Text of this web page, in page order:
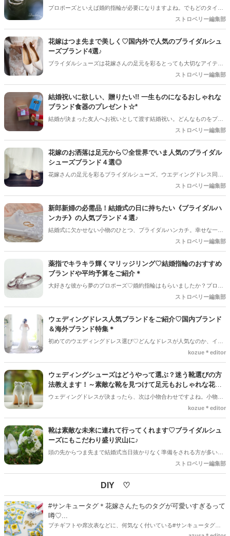
プロポーズといえば婚約指輪が必要になりますよね。でもどのタイミ
ングで用意すれば良いのか迷ってしまいませんか？基本的にはプロポ
インにするなら手元に届くのに少し時間がかかってしまいます。。。
そこで今回は婚約指輪の準備するタイミングについてご紹介させてい
ただきますので、プロポーズを控えている男性は必見です◎
ストロベリー編集部
花嫁はつま先まで美しく♡国内外で人気のブライダルシュ
ーズブランド4選♪
ブライダルシューズは花嫁さんの足元を彩るとっても大切なアイテ
ム。ウェディングドレス同様いろんな種類があるので、どんなものに
イダルシューズブランドをご紹介します♪
ストロベリー編集部
結婚祝いに欲しい、贈りたい!! 一生ものになるおしゃれな
ブランド食器のプレゼント☆*
結婚が決まった友人へお祝いとして渡す結婚祝い。どんなものをプレ
ゼントしようか迷っちゃいますよね!!今回は結婚祝いに贈りたい、ま
ストロベリー編集部
花嫁のお洒落は足元から♡全世界でいま人気のブライダル
シューズブランド４選◎
花嫁さんの足元を彩るブライダルシューズ。ウエディングドレス同様
いろんな種類があって、どんなものにするか迷ってしまいますよね。
ーズは可愛くてこだわったものを選びたいですよね♡今回はそんな花
嫁さんにおすすめの人気ブライダルシューズブランドをご紹介します
ストロベリー編集部
新郎新婦の必需品！結婚式の日に持ちたい《ブライダルハ
ンカチ》の人気ブランド４選♪
結婚式に欠かせない小物のひとつ、ブライダルハンカチ。幸せな一日
で幾度となく流れる幸せの涙を拭くための、特別なアイテムなんです
ストロベリー編集部
薬指でキラキラ輝くマリッジリング♡結婚指輪のおすすめ
ブランドや平均予算をご紹介＊
大好きな彼から夢のプロポーズ♡婚約指輪はもらいましたか？プロポ
ーズを受け入れ結婚が決まったら、次はふたりで結婚指輪を選びます
輝き続けるもの＊ずーっとつけ続けるものだからこそ飽きなくて、ス
テキな結婚指輪と巡り会いたいですよね♡
ストロベリー編集部
ウェディングドレス人気ブランドをご紹介♡国内ブランド
＆海外ブランド特集＊
初めてのウエディングドレス選び♡どんなドレスが人気なのか、イン
スタグラムで探すプレ花嫁の多いのではないでしょうか♡こんなドレ
kozue＊editor
ウェディングシューズはどうやって選ぶ？迷う靴選びの方
法教えます！～素敵な靴を見つけて足元もおしゃれな花嫁
に～
ウェディングドレスが決まったら、次は小物合わせですよね。小物合
わせには「ブライダルシューズ」も含まれています。ドレスでほとん
んもいれば、いやいや靴もこだわりたい！と思うプレ花嫁さんもいま
すよね＊
kozue＊editor
靴は素敵な未来に連れて行ってくれます♡ブライダルシュ
ーズにもこだわり盛り沢山に♪
頭の先からつま先まで結婚式当日抜かりなく準備をされる方が多いで
すが、皆様足元はどんなご予定ですか？フランスの言い伝えの中に
ストロベリー編集部
DIY ♡
#サンキュータグ＊花嫁さんたちのタグが可愛いすぎるって
噂♡...
プチギフトや席次表などに、何気なく付いている#サンキュータグ実